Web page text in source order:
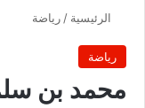
الرئيسية / رياضة
رياضة
محمد بن